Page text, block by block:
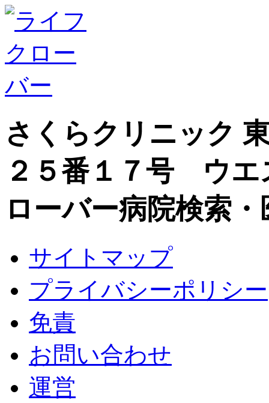
さくらクリニック
２５番１７号 ウエ
ローバー病院検索
サイトマップ
プライバシーポリシー
免責
お問い合わせ
運営